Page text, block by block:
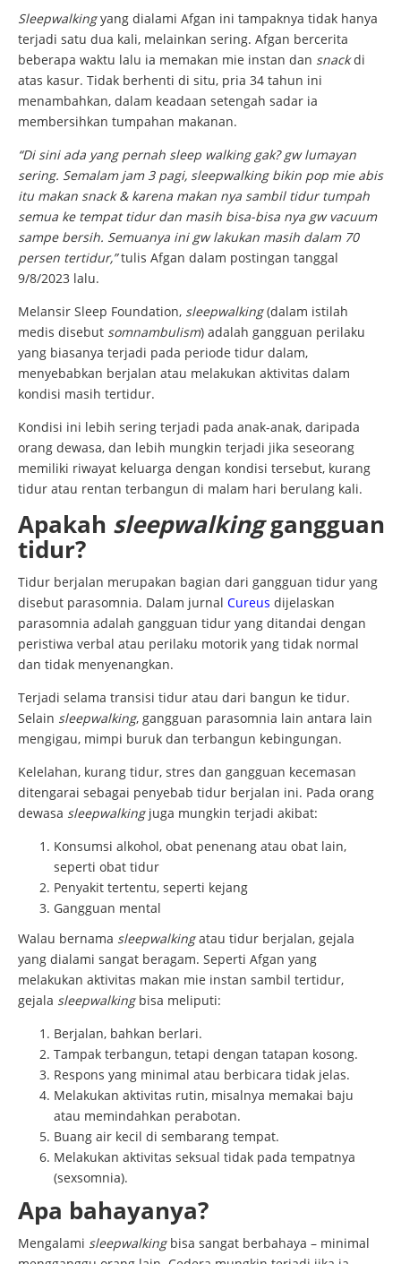
Sleepwalkingyang dialami Afgan ini tampaknya tidak hanya
terjadi satu dua kali, melainkan sering. Afgan bercerita
beberapa waktu lalu ia memakan mie instan dan snackdi
atas kasur. Tidak berhenti di situ, pria 34 tahun ini
menambahkan, dalam keadaan setengah sadar ia
membersihkan tumpahan makanan.
“Di sini ada yang pernah sleep walking gak? gw lumayan
sering. Semalam jam 3 pagi, sleepwalking bikin pop mie abis
itu makan snack & karena makan nya sambil tidur tumpah
semua ke tempat tidur dan masih bisa-bisa nya gw vacuum
sampe bersih. Semuanya ini gw lakukan masih dalam 70
persen tertidur,”tulis Afgan dalam postingan tanggal
9/8/2023 lalu.
Melansir Sleep Foundation, sleepwalking(dalam istilah
medis disebut somnambulism) adalah gangguan perilaku
yang biasanya terjadi pada periode tidur dalam,
menyebabkan berjalan atau melakukan aktivitas dalam
kondisi masih tertidur.
Kondisi ini lebih sering terjadi pada anak-anak, daripada
orang dewasa, dan lebih mungkin terjadi jika seseorang
memiliki riwayat keluarga dengan kondisi tersebut, kurang
tidur atau rentan terbangun di malam hari berulang kali.
Apakah sleepwalkinggangguan
tidur?
Tidur berjalan merupakan bagian dari gangguan tidur yang
disebut parasomnia. Dalam jurnal Cureus dijelaskan
parasomnia adalah gangguan tidur yang ditandai dengan
peristiwa verbal atau perilaku motorik yang tidak normal
dan tidak menyenangkan.
Terjadi selama transisi tidur atau dari bangun ke tidur.
Selain sleepwalking, gangguan parasomnia lain antara lain
mengigau, mimpi buruk dan terbangun kebingungan.
Kelelahan, kurang tidur, stres dan gangguan kecemasan
ditengarai sebagai penyebab tidur berjalan ini. Pada orang
dewasa sleepwalkingjuga mungkin terjadi akibat:
Konsumsi alkohol, obat penenang atau obat lain,
seperti obat tidur
Penyakit tertentu, seperti kejang
Gangguan mental
Walau bernama sleepwalkingatau tidur berjalan, gejala
yang dialami sangat beragam. Seperti Afgan yang
melakukan aktivitas makan mie instan sambil tertidur,
gejala sleepwalkingbisa meliputi:
Berjalan, bahkan berlari.
Tampak terbangun, tetapi dengan tatapan kosong.
Respons yang minimal atau berbicara tidak jelas.
Melakukan aktivitas rutin, misalnya memakai baju
atau memindahkan perabotan.
Buang air kecil di sembarang tempat.
Melakukan aktivitas seksual tidak pada tempatnya
(sexsomnia).
Apa bahayanya?
Mengalami sleepwalkingbisa sangat berbahaya – minimal